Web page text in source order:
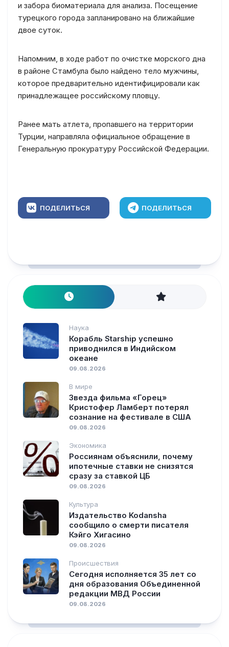
и забора биоматериала для анализа. Посещение
турецкого города запланировано на ближайшие
двое суток.
Напомним, в ходе работ по очистке морского дна
в районе Стамбула было найдено тело мужчины,
которое предварительно идентифицировали как
принадлежащее российскому пловцу.
Ранее мать атлета, пропавшего на территории
Турции, направляла официальное обращение в
Генеральную прокуратуру Российской Федерации.
ПОДЕЛИТЬСЯ ПОДЕЛИТЬСЯ
Наука
Корабль Starship успешно
приводнился в Индийском
океане
09.08.2026
В мире
Звезда фильма «Горец»
Кристофер Ламберт потерял
сознание на фестивале в США
09.08.2026
Экономика
Россиянам объяснили, почему
ипотечные ставки не снизятся
сразу за ставкой ЦБ
09.08.2026
Культура
Издательство Kodansha
сообщило о смерти писателя
Кэйго Хигасино
09.08.2026
Происшествия
Сегодня исполняется 35 лет со
дня образования Объединенной
редакции МВД России
09.08.2026